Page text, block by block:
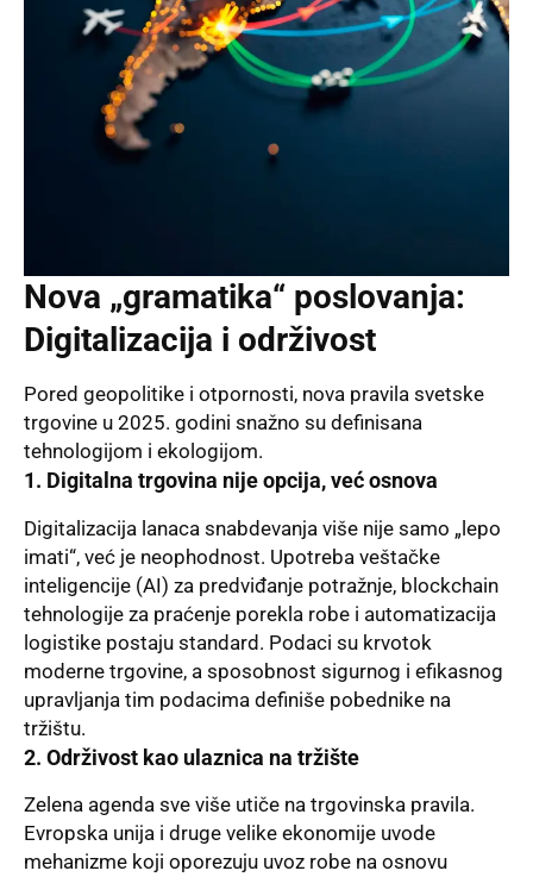
Nova „gramatika“ poslovanja:
Digitalizacija i održivost
Pored geopolitike i otpornosti, nova pravila svetske
trgovine u 2025. godini snažno su definisana
tehnologijom i ekologijom.
1. Digitalna trgovina nije opcija, već osnova
Digitalizacija lanaca snabdevanja više nije samo „lepo
imati“, već je neophodnost. Upotreba veštačke
inteligencije (AI) za predviđanje potražnje, blockchain
tehnologije za praćenje porekla robe i automatizacija
logistike postaju standard. Podaci su krvotok
moderne trgovine, a sposobnost sigurnog i efikasnog
upravljanja tim podacima definiše pobednike na
tržištu.
2. Održivost kao ulaznica na tržište
Zelena agenda sve više utiče na trgovinska pravila.
Evropska unija i druge velike ekonomije uvode
mehanizme koji oporezuju uvoz robe na osnovu